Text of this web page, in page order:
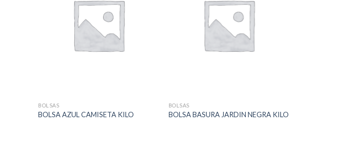
BOLSAS
BOLSA AZUL CAMISETA KILO
BOLSAS
BOLSA BASURA JARDIN NEGRA KILO